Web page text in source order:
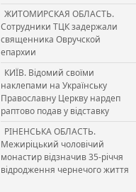
ЖИТОМИРСКАЯ ОБЛАСТЬ.
Сотрудники ТЦК задержали
священника Овручской
епархии
КИЇВ. Відомий своїми
наклепами на Українську
Православну Церкву нардеп
раптово подав у відставку
РІНЕНСЬКА ОБЛАСТЬ.
Межиріцький чоловічий
монастир відзначив 35-річчя
відродження чернечого життя